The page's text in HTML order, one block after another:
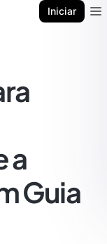
Iniciar
a
Guia